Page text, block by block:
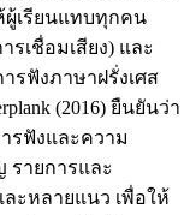
ผู้เรียนแทบทุกคน
เชื่อมเสียง) และ
รฟังภาษาฝรั่งเศส
(2016) ยืนยันว่า
รฟังและความ
รายการและ
ะหลายแนว เพื่อให้